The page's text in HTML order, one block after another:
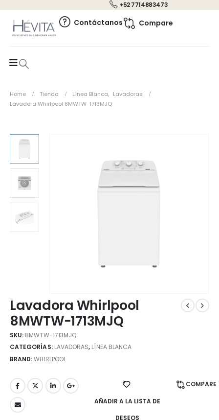
+52 7714883473
Contáctanos Compare
Home Tienda Línea Blanca, Lavadoras
Lavadora Whirlpool 8MWTW-1713MJQ
Lavadora Whirlpool
8MWTW-1713MJQ
SKU: 8MWTW-1713MJQ
CATEGORÍAS: LAVADORAS, LÍNEA BLANCA
BRAND:WHIRLPOOL
AÑADIR A LA LISTA DE
DESEOS
COMPARE